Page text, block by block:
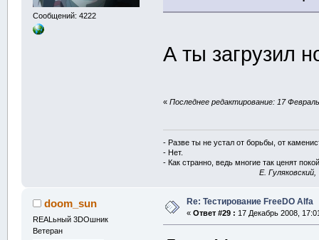
Сообщений: 4222
А ты загрузил
«Последнее редактирование: 17
- Разве ты не устал от борьбы, от
- Нет.
- Как странно, ведь многие так ценят
E.
doom_sun
REALьный 3DOшник
Ветеран
Re: Тестирование FreeDO Alfa
« Ответ #29 : 17 Декабрь 2008,